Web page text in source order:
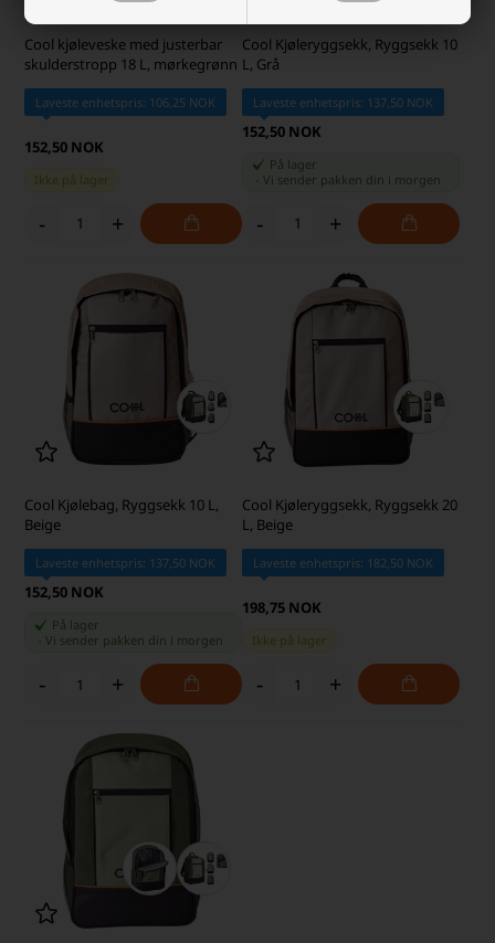
Cool kjøleveske med justerbar
skulderstropp 18 L, mørkegrønn
Laveste enhetspris: 106,25 NOK
152,50 NOK
Ikke på lager
- +
Cool Kjøleryggsekk, Ryggsekk 10
L, Grå
Laveste enhetspris: 137,50 NOK
152,50 NOK
På lager
Vi sender pakken din i morgen
- +
Cool Kjølebag, Ryggsekk 10 L,
Beige
Laveste enhetspris: 137,50 NOK
152,50 NOK
På lager
-Vi sender pakken din i morgen
- +
Cool Kjøleryggsekk, Ryggsekk 20
L, Beige
Laveste enhetspris: 182,50 NOK
198,75 NOK
Ikke på lager
- +